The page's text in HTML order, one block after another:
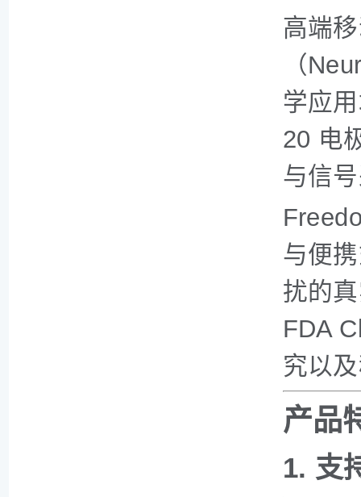
高端
（
学应
20 电
与信
与便
扰的
FDA
究以
产品
1. 支